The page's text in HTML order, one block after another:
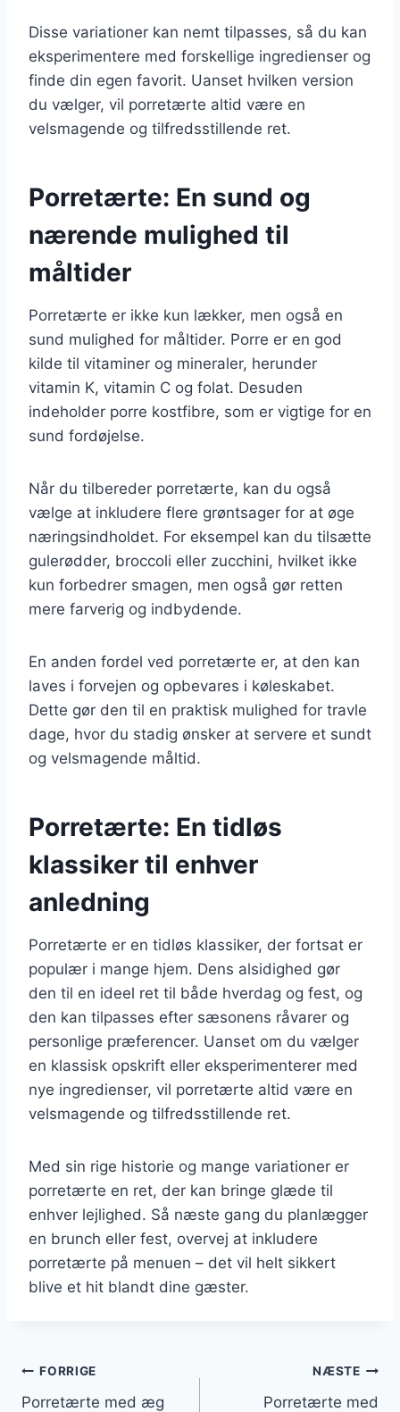
Disse variationer kan nemt tilpasses, så du kan
eksperimentere med forskellige ingredienser og
finde din egen favorit. Uanset hvilken version
du vælger, vil porretærte altid være en
velsmagende og tilfredsstillende ret.
Porretærte: En sund og
nærende mulighed til
måltider
Porretærte er ikke kun lækker, men også en
sund mulighed for måltider. Porre er en god
kilde til vitaminer og mineraler, herunder
vitamin K, vitamin C og folat. Desuden
indeholder porre kostfibre, som er vigtige for en
sund fordøjelse.
Når du tilbereder porretærte, kan du også
vælge at inkludere flere grøntsager for at øge
næringsindholdet. For eksempel kan du tilsætte
gulerødder, broccoli eller zucchini, hvilket ikke
kun forbedrer smagen, men også gør retten
mere farverig og indbydende.
En anden fordel ved porretærte er, at den kan
laves i forvejen og opbevares i køleskabet.
Dette gør den til en praktisk mulighed for travle
dage, hvor du stadig ønsker at servere et sundt
og velsmagende måltid.
Porretærte: En tidløs
klassiker til enhver
anledning
Porretærte er en tidløs klassiker, der fortsat er
populær i mange hjem. Dens alsidighed gør
den til en ideel ret til både hverdag og fest, og
den kan tilpasses efter sæsonens råvarer og
personlige præferencer. Uanset om du vælger
en klassisk opskrift eller eksperimenterer med
nye ingredienser, vil porretærte altid være en
velsmagende og tilfredsstillende ret.
Med sin rige historie og mange variationer er
porretærte en ret, der kan bringe glæde til
enhver lejlighed. Så næste gang du planlægger
en brunch eller fest, overvej at inkludere
porretærte på menuen – det vil helt sikkert
blive et hit blandt dine gæster.
Indlægsnavigation
FORRIGE
Porretærte med æg
NÆSTE
Porretærte med